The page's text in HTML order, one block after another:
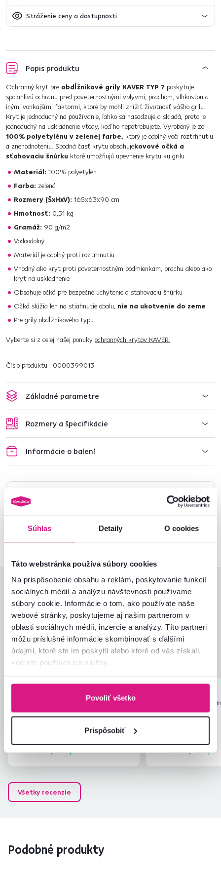
Súhlas Detaily O cookies
Táto webstránka používa súbory cookies
Na prispôsobenie obsahu a reklám, poskytovanie funkcií
sociálnych médií a analýzu návštevnosti používame
súbory cookie. Informácie o tom, ako používate naše
webové stránky, poskytujeme aj našim partnerom v
oblasti sociálnych médií, inzercie a analýzy. Títo partneri
môžu príslušné informácie skombinovať s ďalšími
údajmi, ktoré ste im poskytli alebo ktoré od vás získali,
keď ste používali ich služby.
Povoliť všetko
Prispôsobiť
Stráženie ceny a dostupnosti
Popis produktu
Ochranný kryt pre obdĺžnikové grily KAVER TYP 7 poskytuje
spoľahlivú ochranu pred poveternostnými vplyvmi, prachom, vlhkosťou a
inými vonkajšími faktormi, ktoré by mohli znížiť životnosť vášho grilu.
Kryt je jednoduchý na používanie, ľahko sa nasadzuje a skladá, preto je
jednoduchý na uskladnenie vtedy, keď ho nepotrebujete. Vyrobený je zo
100% polyetylénu v zelenej farbe, ktorý je odolný voči roztrhnutiu
a znehodnoteniu. Spodná časť krytu obsahujekovové očká a
sťahovaciu šnúrku ktoré umožňujú upevnenie krytu ku grilu.
Materiál: 100% polyetylén
Farba: zelená
Rozmery (ŠxHxV): 165x63x90 cm
Hmotnosť: 0,51 kg
Gramáž: 90 g/m2
Vodoodolný
Materiál je odolný proti roztrhnutiu
Vhodný ako kryt proti poveternostným podmienkam, prachu alebo ako
kryt na uskladnenie
Obsahuje očká pre bezpečné uchytenie a sťahovaciu šnúrku
Očká slúžia len na stiahnutie obalu, nie na ukotvenie do zeme
Pre grily obdĺžnikového typu
Vyberte si z celej našej ponuky ochranných krytov KAVER.
Číslo produktu : 0000399013
Základné parametre
Rozmery a špecifikácie
Informácie o balení
Nenašli ste požadované informácie?
02/ 40 100 100 Spustiť chat
Hodnotenia produktu
5,0
3recenzie
Jednoduchosť montáže
Kvalita výrobku
5,0
Zodpovedá očakávaniam
5,0
Zabalenie výrobku
5,0
Pomer hodnoty a ceny
29.7.2026, Nové Zámky,
Slovensko
5
Overený nákup
27.12.2025,
Slovensko
Overený nákup
Všetky recenzie
Podobné produkty